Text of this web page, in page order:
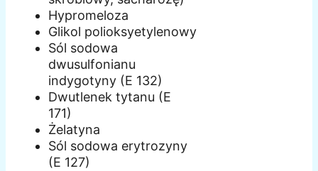
Hypromeloza
Glikol polioksyetylenowy
Sól sodowa
dwusulfonianu
indygotyny (E 132)
Dwutlenek tytanu (E
171)
Żelatyna
Sól sodowa erytrozyny
(E 127)